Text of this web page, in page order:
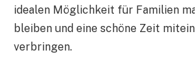
idealen Möglichkeit für Familien
bleiben und eine schöne Zeit
verbringen.